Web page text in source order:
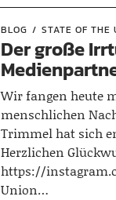
BLOG STATE OF THE
Der große
Wir fangen heute
menschlichen
Trimmel hat sich
Herzlichen
https://
Union…